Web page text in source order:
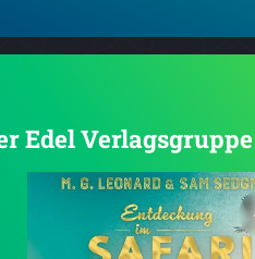
Edel Verlagsgruppe